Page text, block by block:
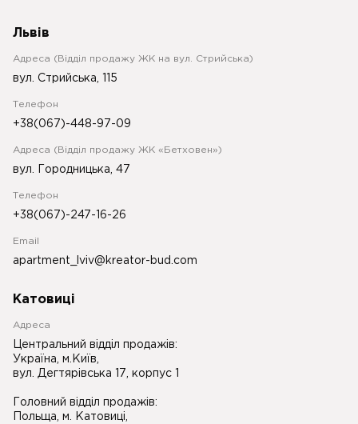
Львів
Адреса (Відділ продажу ЖК на вул. Стрийська)
вул. Стрийська, 115
Телефон
+38(067)-448-97-09
Адреса (Відділ продажу ЖК «Бетховен»)
вул. Городницька, 47
Телефон
+38(067)-247-16-26
Email
apartment_lviv@kreator-bud.com
Катовиці
Адреса
Центральний відділ продажів:
Україна, м.Київ,
вул. Дегтярівська 17, корпус 1
Головний відділ продажів:
Польща, м. Катовиці,